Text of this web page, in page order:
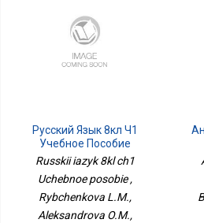
Русский Язык 8кл Ч1
Учебное Пособие
Russkii iazyk 8kl ch1
Uchebnoe posobie ,
Rybchenkova L.M.,
Aleksandrova O.M.,